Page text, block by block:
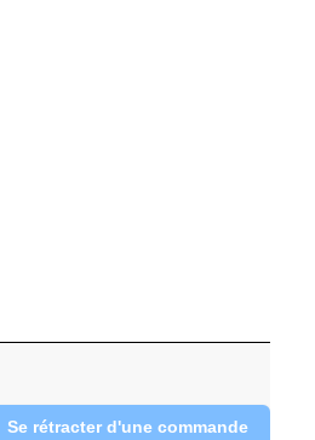
Se rétracter d'une commande